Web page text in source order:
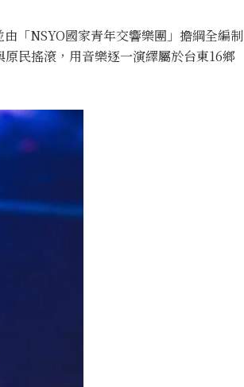
「NSYO國家青年交響樂團」擔綱全編制
民搖滾，用音樂逐一演繹屬於台東16鄉